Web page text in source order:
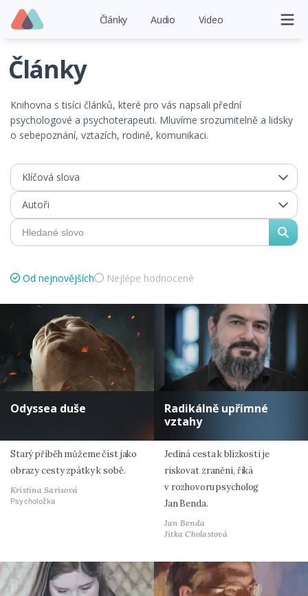
Články Audio Video
Články
Knihovna s tisíci článků, které pro vás napsali přední
psychologové a psychoterapeuti. Mluvíme srozumitelně a lidsky
o sebepoznání, vztazích, rodině, komunikaci.
Klíčová slova
Autoři
Od nejnovějších Nejlépe hodnocené
Odyssea duše
Starý příběh můžeme číst jako
obrazy cesty zpátky k sobě.
Kristina Sarisová
Psycholožka
Radikálně upřímné
vztahy
Jediná cesta k blízkosti je
riskovat zranění, říká
v rozhovoru psycholog
Jan Benda.
Jan Benda
Jitka Cholastová